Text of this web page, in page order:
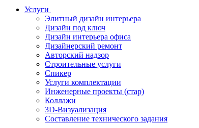
Услуги
Элитный дизайн интерьера
Дизайн под ключ
Дизайн интерьера офиса
Дизайнерский ремонт
Авторский надзор
Строительные услуги
Спикер
Услуги комплектации
Инженерные проекты (стар)
Коллажи
3D-Визуализация
Составление технического задания